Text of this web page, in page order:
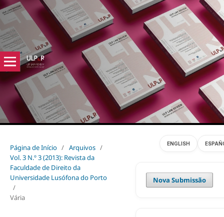
Página de Início / Arquivos /
Vol. 3 N.º 3 (2013): Revista da
Faculdade de Direito da
Universidade Lusófona do Porto
/
Vária
Nova Submissão
ENGLISH